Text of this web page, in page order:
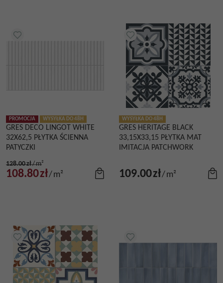
PROMOCJA WYSYŁKA DO 48H
GRES DECO LINGOT WHITE
32X62,5 PŁYTKA ŚCIENNA
PATYCZKI
128.00zł/m²
108.80zł/m²
WYSYŁKA DO 48H
GRES HERITAGE BLACK
33,15X33,15 PŁYTKA MAT
IMITACJA PATCHWORK
109.00zł/m²